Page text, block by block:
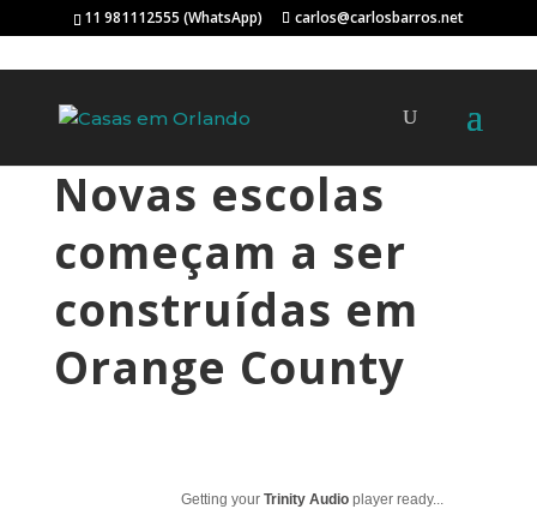
11 981112555 (WhatsApp) carlos@carlosbarros.net
Novas escolas
começam a ser
construídas em
Orange County
Getting your Trinity Audioplayer ready...